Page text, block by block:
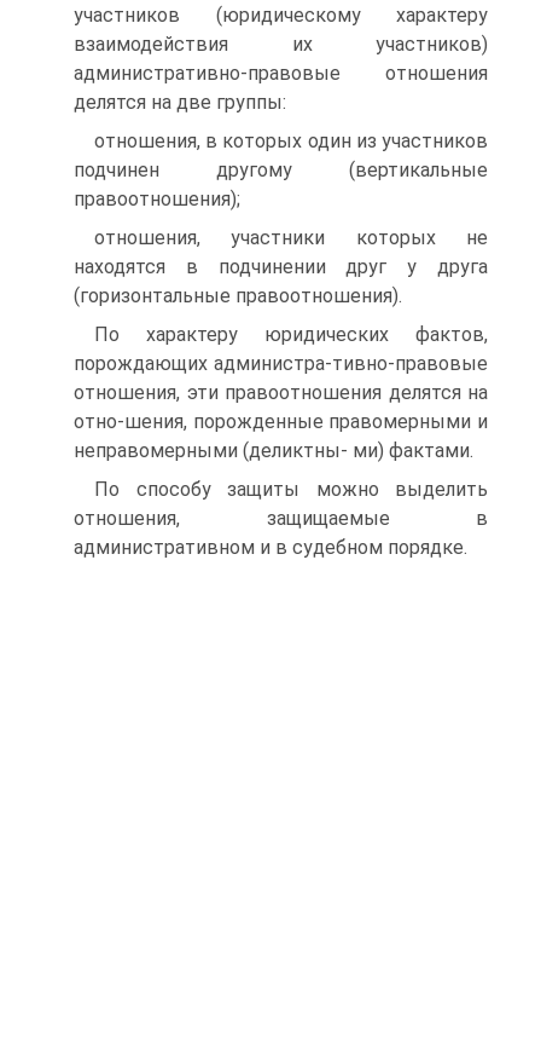
участников (юридическому характеру
взаимодействия их участников)
административно-правовые отношения
делятся на две группы:
отношения, в которых один из участников
подчинен другому (вертикальные
правоотношения);
отношения, участники которых не
находятся в подчинении друг у друга
(горизонтальные правоотношения).
По характеру юридических фактов,
порождающих администра-тивно-правовые
отношения, эти правоотношения делятся на
отно-шения, порожденные правомерными и
неправомерными (деликтны- ми) фактами.
По способу защиты можно выделить
отношения, защищаемые в
административном и в судебном порядке.